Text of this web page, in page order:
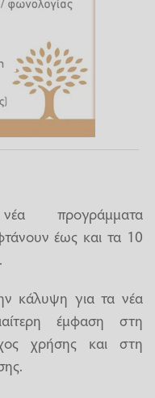
προγράμματα
έως και τα 10
κάλυψη για τα νέα
έμφαση στη
χρήσης και στη